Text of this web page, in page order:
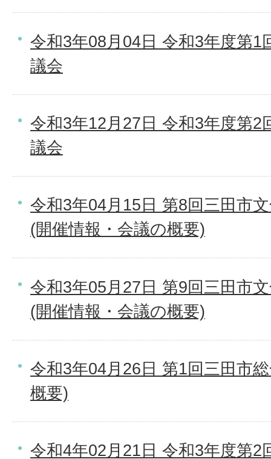
令和3年08月04日 令和3年度第1
議会
令和3年12月27日 令和3年度第2
議会
令和3年04月15日 第8回三田市
(開催情報・会議の概要)
令和3年05月27日 第9回三田市
(開催情報・会議の概要)
令和3年04月26日 第1回三田市
概要)
令和4年02月21日 令和3年度第2